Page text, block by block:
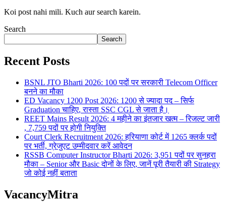
Koi post nahi mili. Kuch aur search karein.
Search
Search
Recent Posts
BSNL JTO Bharti 2026: 100 पदों पर सरकारी Telecom Officer
बनने का मौका
ED Vacancy 1200 Post 2026: 1200 से ज्यादा पद – सिर्फ
Graduation चाहिए, रास्ता SSC CGL से जाता है।
REET Mains Result 2026: 4 महीने का इंतजार खत्म – रिजल्ट जारी
, 7,759 पदों पर होगी नियुक्ति
Court Clerk Recruitment 2026: हरियाणा कोर्ट में 1265 क्लर्क पदों
पर भर्ती, ग्रेजुएट उम्मीदवार करें आवेदन
RSSB Computer Instructor Bharti 2026: 3,951 पदों पर सुनहरा
मौका – Senior और Basic दोनों के लिए, जानें पूरी तैयारी की Strategy
जो कोई नहीं बताता
VacancyMitra